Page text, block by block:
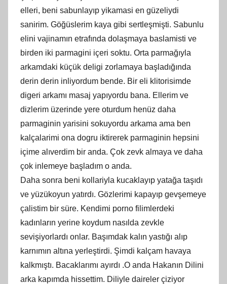
elleri, beni sabunlayıp yikamasi en güzeliydi
sanirim. Göğüslerim kaya gibi sertleşmişti. Sabunlu
elini vajinamın etrafında dolaşmaya baslamisti ve
birden iki parmagini içeri soktu. Orta parmağıyla
arkamdaki küçük deligi zorlamaya başladığında
derin derin inliyordum bende. Bir eli klitorisimde
digeri arkamı masaj yapıyordu bana. Ellerim ve
dizlerim üzerinde yere oturdum henüz daha
parmaginin yarisini sokuyordu arkama ama ben
kalçalarimi ona dogru iktirerek parmaginin hepsini
içime alıverdim bir anda. Çok zevk almaya ve daha
çok inlemeye başladım o anda.
Daha sonra beni kollariyla kucaklayıp yatağa taşıdı
ve yüzükoyun yatırdı. Gözlerimi kapayıp gevşemeye
çalistim bir süre. Kendimi porno filimlerdeki
kadınların yerine koydum nasılda zevkle
sevişiyorlardı onlar. Başımdak kalın yastığı alıp
karnımın altına yerleştirdi. Şimdi kalçam havaya
kalkmıştı. Bacaklarımı ayırdı .O anda Hakanın Dilini
arka kapımda hissettim. Diliyle daireler çiziyor